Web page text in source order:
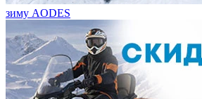
зиму AODES